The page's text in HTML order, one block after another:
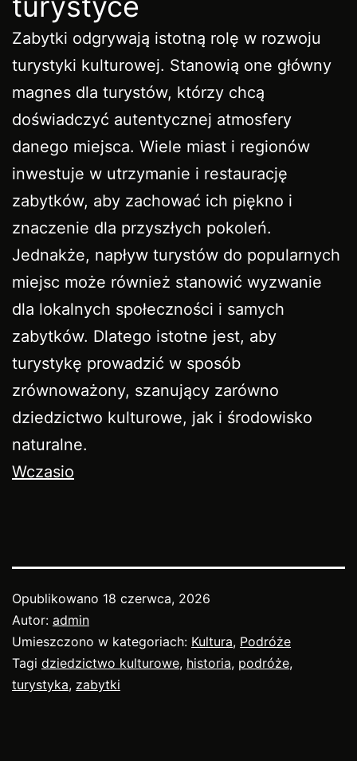
Zabytki odgrywają istotną rolę w rozwoju
turystyki kulturowej. Stanowią one główny
magnes dla turystów, którzy chcą
doświadczyć autentycznej atmosfery
danego miejsca. Wiele miast i regionów
inwestuje w utrzymanie i restaurację
zabytków, aby zachować ich piękno i
znaczenie dla przyszłych pokoleń.
Jednakże, napływ turystów do popularnych
miejsc może również stanowić wyzwanie
dla lokalnych społeczności i samych
zabytków. Dlatego istotne jest, aby
turystykę prowadzić w sposób
zrównoważony, szanujący zarówno
dziedzictwo kulturowe, jak i środowisko
naturalne.
Wczasio
Opublikowano 18 czerwca, 2026
Autor: admin
Umieszczono w kategoriach: Kultura, Podróże
Tagi dziedzictwo kulturowe, historia, podróże,
turystyka, zabytki